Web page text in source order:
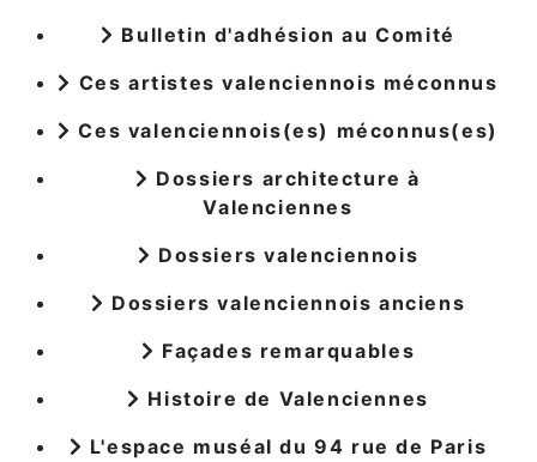
Bulletin d'adhésion au Comité
Ces artistes valenciennois méconnus
Ces valenciennois(es) méconnus(es)
Dossiers architecture à
Valenciennes
Dossiers valenciennois
Dossiers valenciennois anciens
Façades remarquables
Histoire de Valenciennes
L'espace muséal du 94 rue de Paris